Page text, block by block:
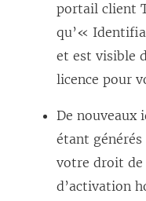
portail client
qu’«
et est visible
licence pour
De nouveaux
étant
votre droit de
d’activation